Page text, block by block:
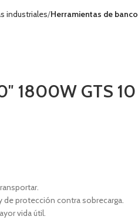
industriales Herramientas de banco
1800W GTS 10
protección contra sobrecarga.
vida útil.